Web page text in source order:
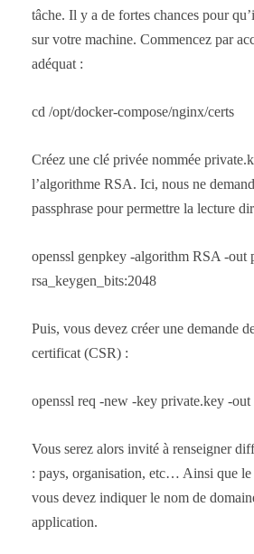
tâche. Il y a de fortes chances pour
sur votre machine. Commencez par
adéquat :
cd /opt/docker-compose/nginx/certs
Créez une clé privée nommée
l’algorithme RSA. Ici, nous ne
passphrase pour permettre la lecture
openssl genpkey -algorithm RSA -out
rsa_keygen_bits:2048
Puis, vous devez créer une demande
certificat (CSR) :
openssl req -new -key private.key -out
Vous serez alors invité à renseigner
: pays, organisation, etc… Ainsi que
vous devez indiquer le nom de
application.